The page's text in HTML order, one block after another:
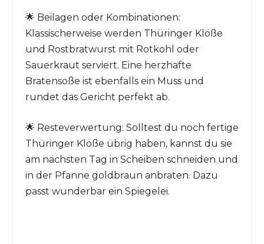
🌟 Beilagen oder Kombinationen:
Klassischerweise werden Thüringer Klöße
und Rostbratwurst mit Rotkohl oder
Sauerkraut serviert. Eine herzhafte
Bratensoße ist ebenfalls ein Muss und
rundet das Gericht perfekt ab.
🌟 Resteverwertung: Solltest du noch fertige
Thüringer Klöße übrig haben, kannst du sie
am nächsten Tag in Scheiben schneiden und
in der Pfanne goldbraun anbraten. Dazu
passt wunderbar ein Spiegelei.